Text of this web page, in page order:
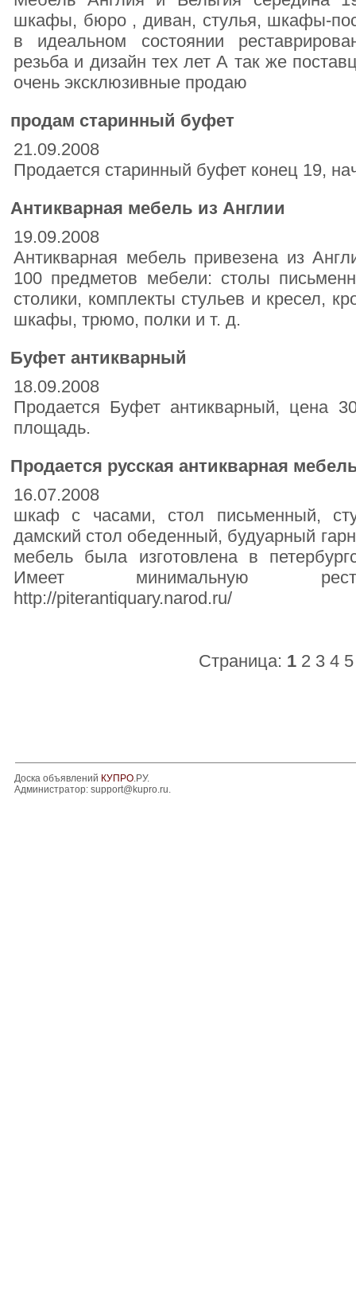
шкафы, бюро , диван, стулья, шкафы-
в идеальном состоянии
резьба и дизайн тех лет А так же
очень эксклюзивные продаю
продам старинный буфет
21.09.2008
Продается старинный буфет конец 19,
Антикварная мебель из Англии
19.09.2008
Антикварная мебель привезена из
100 предметов мебели: столы
столики, комплекты стульев и кресел,
шкафы, трюмо, полки и т. д.
Буфет антикварный
18.09.2008
Продается Буфет антикварный, цена
площадь.
Продается русская антикварная
16.07.2008
шкаф с часами, стол письменный,
дамский стол обеденный, будуарный
мебель была изготовлена в
Имеет минимальную
http://piterantiquary.narod.ru/
Страница: 1 2 3 4 5
Доска объявлений КУПРО.РУ.
Администратор: support@kupro.ru.